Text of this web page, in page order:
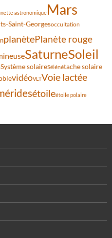
astronomiqueMars
Saint-Georgesoccultation
planètePlanète rouge
SaturneSoleil
Système solaireSélénétache solaire
vidéoVLTVoie lactée
étoileétoile polaire